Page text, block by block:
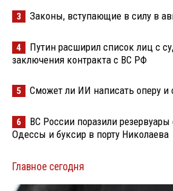
3 Законы, вступающие в силу в
4
Путин расширил список лиц с
заключения контракта с ВС РФ
5 Сможет ли ИИ написать оперу и
6
ВС России поразили
Одессы и буксир в порту Николаева
Главное сегодня